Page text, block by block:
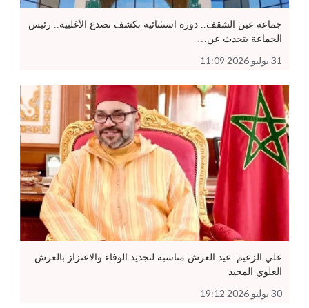
جماعة عين الشقف.. دورة استثنائية تكشف تصدع الأغلبية.. رئيس
الجماعة يتحدث عن…
31 يوليو 2026 11:09
علي الزعيم: عيد العرش مناسبة لتجديد الوفاء والاعتزاز بالعرش
العلوي المجيد
30 يوليو 2026 19:12